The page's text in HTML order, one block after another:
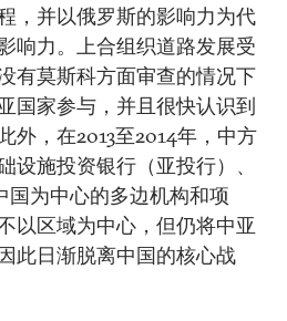
，并以俄罗斯的影响力为代
响力。上合组织道路发展受
有莫斯科方面审查的情况下
国家参与，并且很快认识到
外，在2013至2014年，中方
设施投资银行（亚投行）、
国为中心的多边机构和项
以区域为中心，但仍将中亚
此日渐脱离中国的核心战